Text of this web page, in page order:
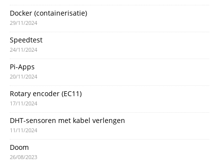
Docker (containerisatie)
29/11/2024
Speedtest
24/11/2024
Pi-Apps
20/11/2024
Rotary encoder (EC11)
17/11/2024
DHT-sensoren met kabel verlengen
11/11/2024
Doom
26/08/2023